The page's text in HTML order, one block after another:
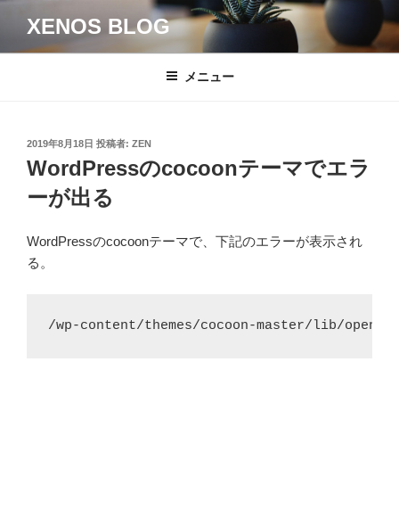
テ
XENOS BLOG
メニュー
投
稿
日:
2019年8月18日 投稿者: ZEN
WordPressのcocoonテーマでエラ
ーが出る
WordPressのcocoonテーマで、下記のエラーが表示され
る。